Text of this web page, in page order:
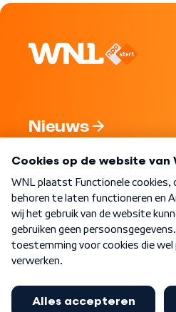
Nieuws
Nieuwsbrief
Word Lid